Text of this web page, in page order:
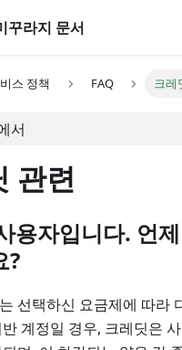
꾸라지 문서
스 정책 FAQ 크레
서
관련
용자입니다. 언
?
선택하신 요금제에 따라
계정일 경우, 크레딧은